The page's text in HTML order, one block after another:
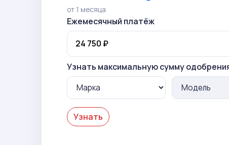
от 1 месяца
Ежемесячный платёж
Узнать максимальную сумму
Узнать